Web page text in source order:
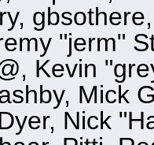
"jerm"
Kevin
Mick
Nick